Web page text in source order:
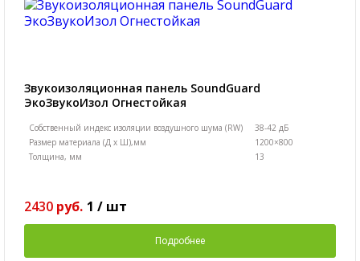
Звукоизоляционная панель SoundGuard
ЭкоЗвукоИзол Огнестойкая
Собственный индекс изоляции воздушного шума (RW)
38-42 дБ
Размер материала (Д х Ш),мм
1200×800
Толщина, мм
13
2430 руб. 1 / шт
Подробнее